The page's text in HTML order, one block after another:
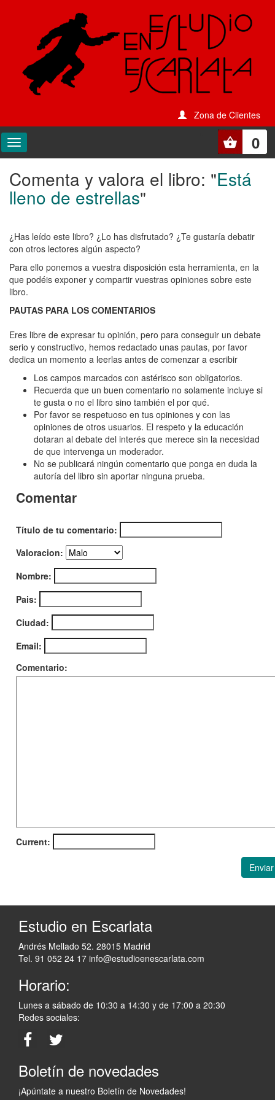
Zona de Clientes
0
Comenta
y
valora
el
libro:
Está
lleno
de
estrellas
Comenta y valora el libro: "Está
lleno de estrellas"
¿Has leído este libro? ¿Lo has disfrutado? ¿Te gustaría debatir
con otros lectores algún aspecto?
Para ello ponemos a vuestra disposición esta herramienta, en la
que podéis exponer y compartir vuestras opiniones sobre este
libro.
PAUTAS PARA LOS COMENTARIOS
Eres libre de expresar tu opinión, pero para conseguir un debate
serio y constructivo, hemos redactado unas pautas, por favor
dedica un momento a leerlas antes de comenzar a escribir
Los campos marcados con astérisco son obligatorios.
Recuerda que un buen comentario no solamente incluye si
te gusta o no el libro sino también el por qué.
Por favor se respetuoso en tus opiniones y con las
opiniones de otros usuarios. El respeto y la educación
dotaran al debate del interés que merece sin la necesidad
de que intervenga un moderador.
No se publicará ningún comentario que ponga en duda la
autoría del libro sin aportar ninguna prueba.
Comentar
Título de tu comentario:
Valoracion:
Nombre:
Pais:
Ciudad:
Email:
Comentario:
Current:
Enviar
Estudio en Escarlata
Andrés Mellado 52. 28015 Madrid
Tel. 91 052 24 17 info@estudioenescarlata.com
Horario:
Lunes a sábado de 10:30 a 14:30 y de 17:00 a 20:30
Redes sociales:
Boletín de novedades
¡Apúntate a nuestro Boletín de Novedades!